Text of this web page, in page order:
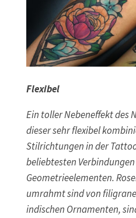
Flexibel
Ein toller Nebeneffekt des
dieser sehr flexibel
Stilrichtungen in der
beliebtesten
Geometrieelementen.
umrahmt sind von
indischen Ornamenten,